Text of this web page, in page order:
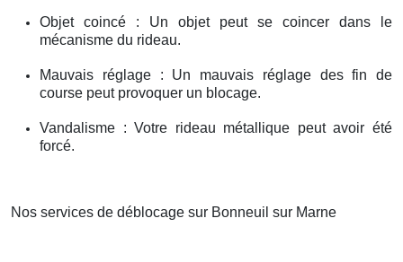
Objet coincé : Un objet peut se coincer dans le
mécanisme du rideau.
Mauvais réglage : Un mauvais réglage des fin de
course peut provoquer un blocage.
Vandalisme : Votre rideau métallique peut avoir été
forcé.
Nos services de déblocage sur Bonneuil sur Marne